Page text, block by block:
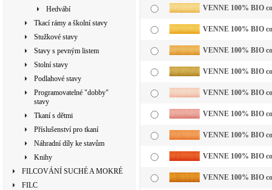
Hedvábí
Tkací rámy a školní stavy
Stužkové stavy
Stavy s pevným listem
Stolní stavy
Podlahové stavy
Programovatelné "dobby"
stavy
Tkaní s dětmi
Příslušenství pro tkaní
Náhradní díly ke stavům
Knihy
FILCOVÁNÍ SUCHÉ A MOKRÉ
FILC
VENNE 100% BIO
VENNE 100% BIO
VENNE 100% BIO
VENNE 100% BIO
VENNE 100% BIO
VENNE 100% BIO
VENNE 100% BIO
VENNE 100% BIO
VENNE 100% BIO